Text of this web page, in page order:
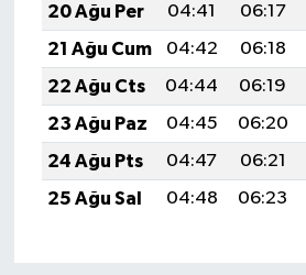
20 Ağu Per
04:41 06:17
21 Ağu Cum
04:42 06:18
22 Ağu Cts
04:44 06:19
23 Ağu Paz
04:45 06:20
24 Ağu Pts
04:47 06:21
25 Ağu Sal
04:48 06:23